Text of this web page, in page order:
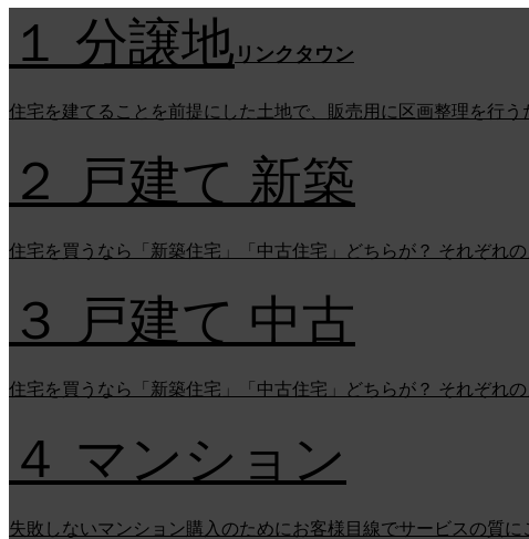
１ 分譲地 リンクタウン
住宅を建てることを前提にした土地で、販売用に区画整理を行
２ 戸建て 新築
住宅を買うなら「新築住宅」「中古住宅」どちらが？ それぞれ
３ 戸建て 中古
住宅を買うなら「新築住宅」「中古住宅」どちらが？ それぞれ
４ マンション
失敗しないマンション購入のためにお客様目線でサービスの質に